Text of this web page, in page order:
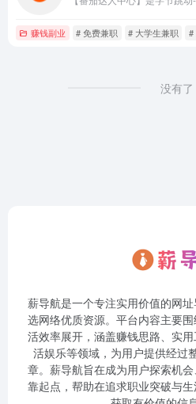
赚钱副业 # 免费兼职 # 大学生兼职 #
没有了
薪导航是一个专注实用价值的网
选网络优质资源。平台内容主要
活效率展开，涵盖赚钱思路、实
活娱乐等领域，为用户提供经过
章。薪导航旨在成为用户探索机
靠起点，帮助在追求职业突破与